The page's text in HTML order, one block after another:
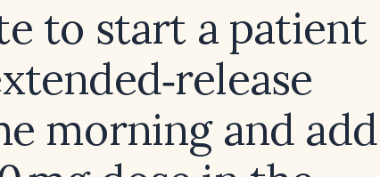
to start a patient
morning and add